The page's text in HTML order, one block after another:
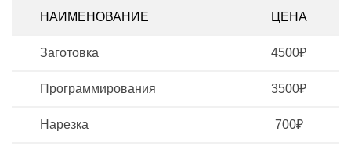
НАИМЕНОВАНИЕ ЦЕНА
Заготовка 4500₽
Программирования 3500₽
Нарезка 700₽